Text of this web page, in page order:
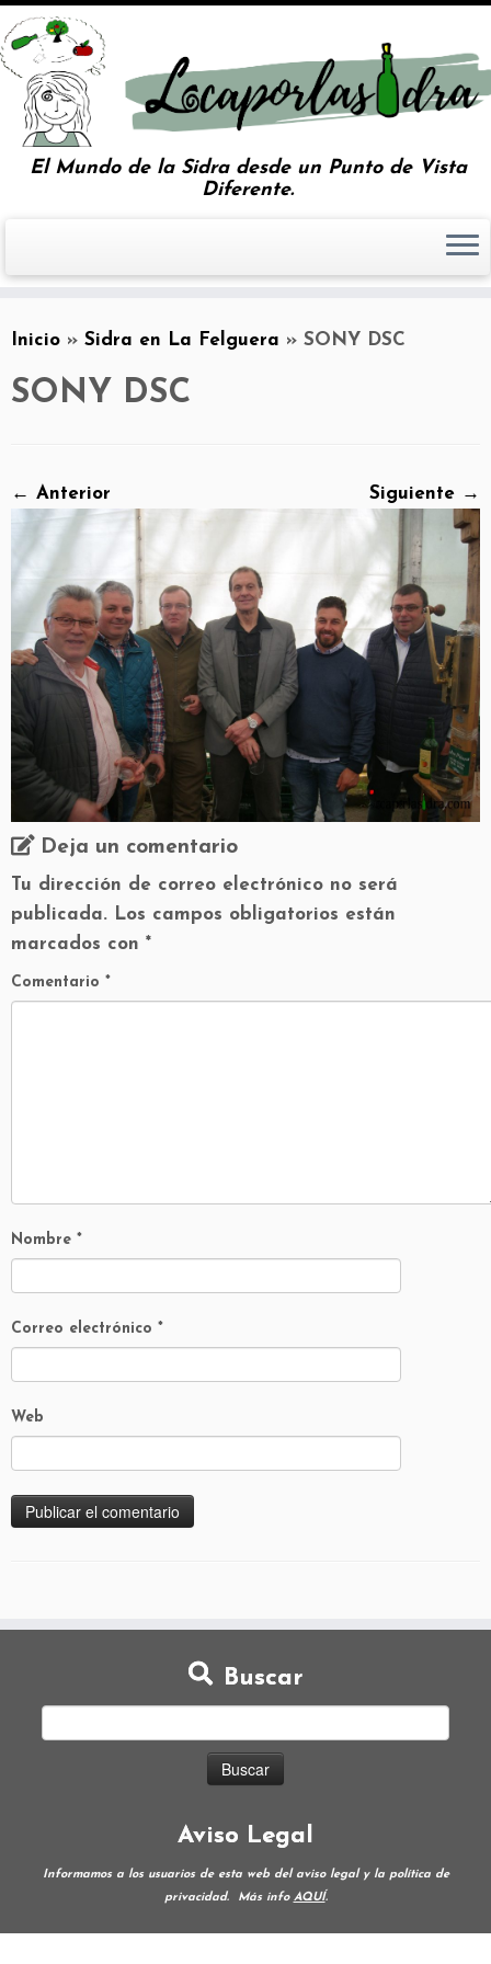
El Mundo de la Sidra desde un Punto de Vista
Diferente.
Inicio » Sidra en La Felguera » SONY DSC
SONY DSC
← Anterior Siguiente →
Deja un comentario
Tu dirección de correo electrónico no será
publicada. Los campos obligatorios están
marcados con *
Comentario *
Nombre *
Correo electrónico *
Web
Buscar
Aviso Legal
Informamos a los usuarios de esta web del aviso legal y la política de
privacidad.
Más info AQUÍ.